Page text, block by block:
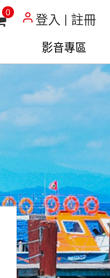
影音專區
0 登入 註冊